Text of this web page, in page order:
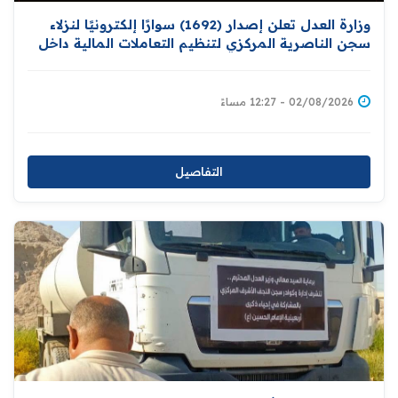
وزارة العدل تعلن إصدار (1692) سوارًا إلكترونيًا لنزلاء
سجن الناصرية المركزي لتنظيم التعاملات المالية داخل
02/08/2026 - 12:27 مساءً
التفاصيل